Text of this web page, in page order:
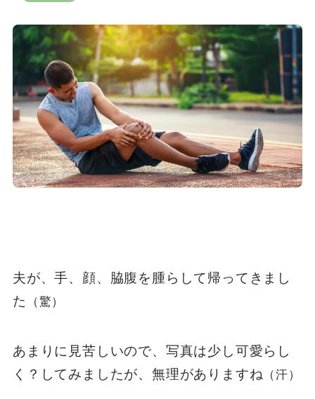
夫が、手、顔、脇腹を腫らして帰ってきまし
た
（驚）
あまりに見苦しいので、写真は少し可愛らし
く？してみましたが、無理がありますね （汗）